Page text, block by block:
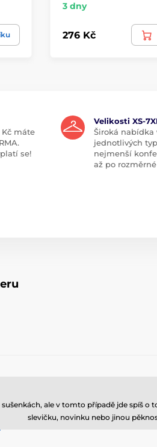
3 dny
276 Kč
máte
se!
Velikosti XS-
Široká nabídka
jednotlivých
nejmenší
až po rozměrné
ale v tomto případě jde spíš
slevičku, novinku nebo jinou